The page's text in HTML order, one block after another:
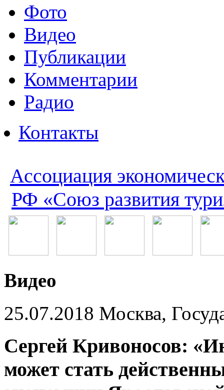
Фото
Видео
Публикации
Комментарии
Радио
Контакты
Ассоциация
РФ «Союз развития
Видео
25.07.2018 Москва,
Сергей Кривоносов:
может стать